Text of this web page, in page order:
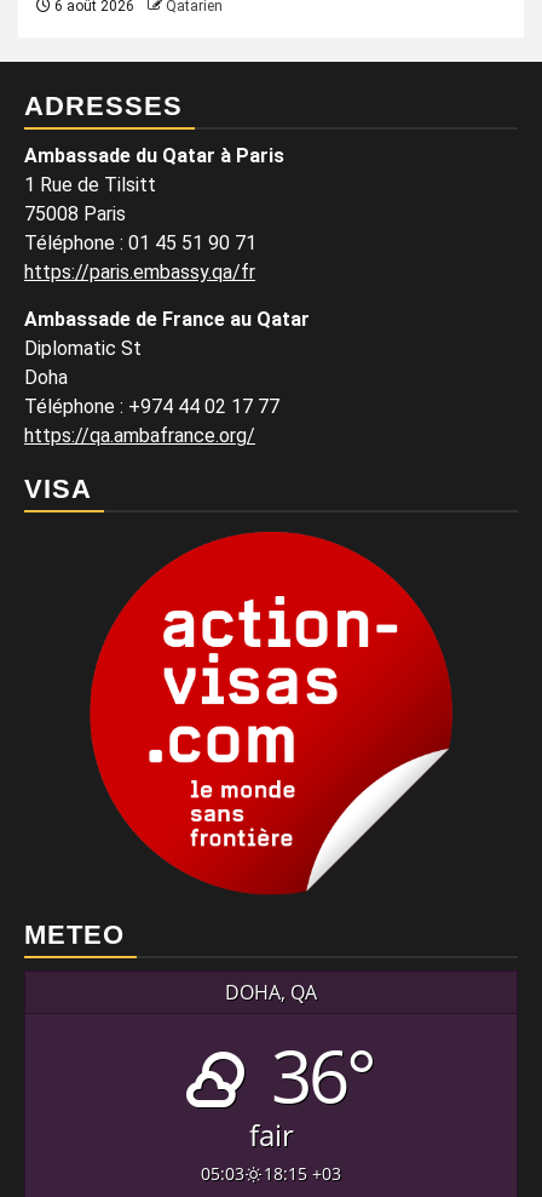
6 août 2026 Qatarien
ADRESSES
Ambassade du Qatar à Paris
1 Rue de Tilsitt
75008 Paris
Téléphone : 01 45 51 90 71
https://paris.embassy.qa/fr
Ambassade de France au Qatar
Diplomatic St
Doha
Téléphone : +974 44 02 17 77
https://qa.ambafrance.org/
VISA
METEO
DOHA, QA
36°
fair
05:03 18:15 +03